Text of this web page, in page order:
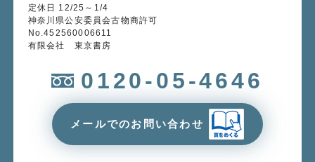
定休日 12/25～1/4
神奈川県公安委員会古物商許可
No.452560006611
有限会社 東京書房
0120-05-4646
メールでのお問い合わせ